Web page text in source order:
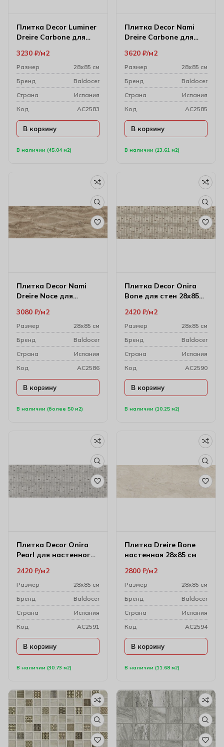
Плитка Decor Luminer
Dreire Carbone для
28х85 см
В наличии (45.04 м2)
3230 ₽ м2
Размер
28х85 см
Бренд
Baldocer
Cтрана
Испания
Код
AC2583
В корзину
Плитка Decor Nami
Dreire Carbone для
В наличии (13.61 м2)
3620 ₽ м2
Размер
28х85 см
Бренд
Baldocer
Cтрана
Испания
Код
AC2585
В корзину
Плитка Decor Nami
Dreire Noce для
28х85 см
В наличии (более 50 м2)
3080 ₽ м2
Размер
28х85 см
Бренд
Baldocer
Cтрана
Испания
Код
AC2586
В корзину
Плитка Decor Onira
Bone для стен 28х85
В наличии (10.25 м2)
2420 ₽ м2
Размер
28х85 см
Бренд
Baldocer
Cтрана
Испания
Код
AC2590
В корзину
Плитка Decor Onira
Pearl для настенного
В наличии (30.73 м2)
2420 ₽ м2
Размер
28х85 см
Бренд
Baldocer
Cтрана
Испания
Код
AC2591
В корзину
Плитка Dreire Bone
настенная 28х85 см
В наличии (11.68 м2)
2800 ₽ м2
Размер
28х85 см
Бренд
Baldocer
Cтрана
Испания
Код
AC2594
В корзину